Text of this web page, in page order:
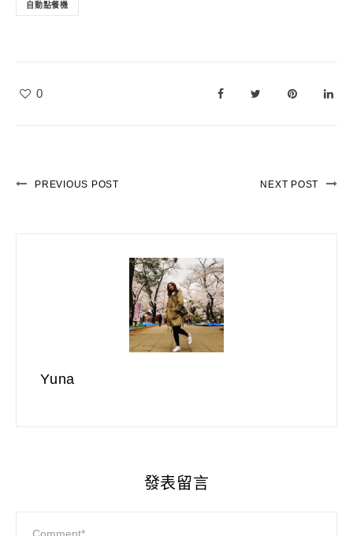
自動點餐機
0
PREVIOUS POST NEXT POST
Yuna
發表留言